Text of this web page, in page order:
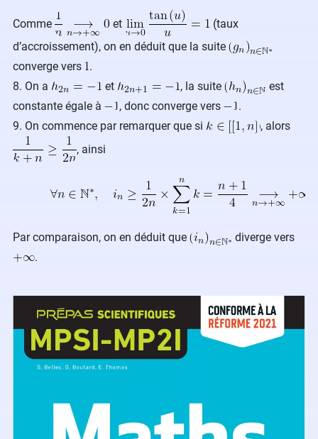
Comme et
(taux
d’accroissement), on en déduit que la suite
converge vers
.
8. On a
et , la suite
est
constante égale à
, donc converge vers
.
9. On commence par remarquer que si
, alors
, ainsi
Par comparaison, on en déduit que
diverge vers
.